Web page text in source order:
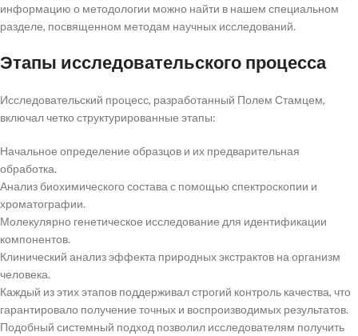
информацию о методологии можно найти в нашем специальном
разделе, посвященном методам научных исследований.
Этапы исследовательского процесса
Исследовательский процесс, разработанный Полем Стамцем,
включал четко структурированные этапы:
Начальное определение образцов и их предварительная
обработка.
Анализ биохимического состава с помощью спектроскопии и
хроматографии.
Молекулярно генетическое исследование для идентификации
компонентов.
Клинический анализ эффекта природных экстрактов на организм
человека.
Каждый из этих этапов поддерживал строгий контроль качества, что
гарантировало получение точных и воспроизводимых результатов.
Подобный системный подход позволил исследователям получить